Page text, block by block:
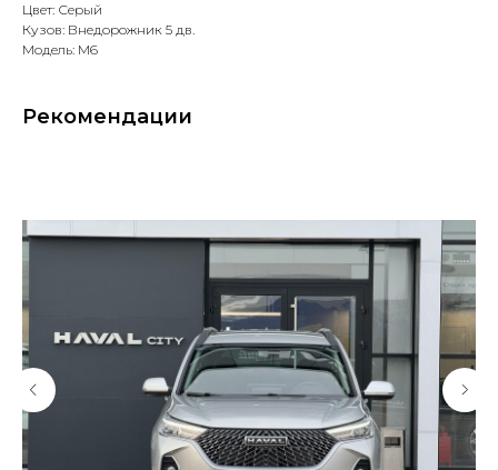
Цвет: Серый
Кузов: Внедорожник 5 дв.
Модель: M6
Рекомендации